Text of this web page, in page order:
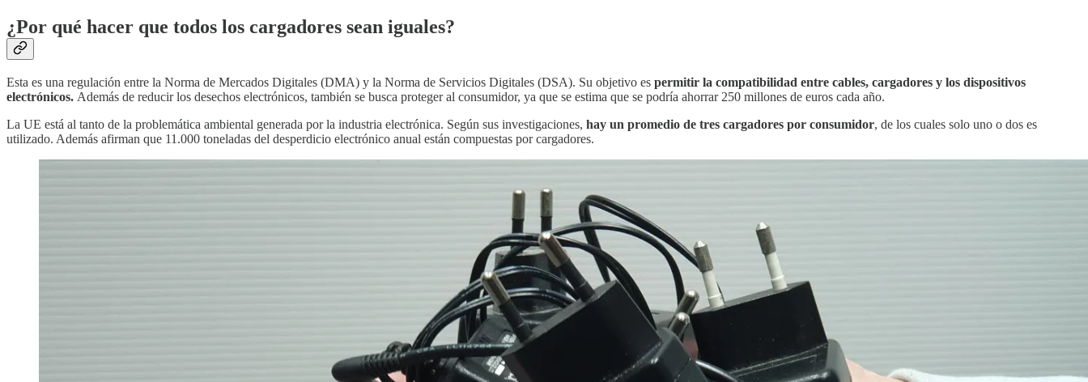
¿Por qué hacer que todos los cargadores sean iguales?
Esta es una regulación entre la Norma de Mercados Digitales (DMA) y la Norma de Servicios Digitales (DSA). Su objetivo es permitir la compatibilidad entre cables, cargadores y los dispositivos
electrónicos. Además de reducir los desechos electrónicos, también se busca proteger al consumidor, ya que se estima que se podría ahorrar 250 millones de euros cada año.
La UE está al tanto de la problemática ambiental generada por la industria electrónica. Según sus investigaciones, hay un promedio de tres cargadores por consumidor, de los cuales solo uno o dos es
utilizado. Además afirman que 11.000 toneladas del desperdicio electrónico anual están compuestas por cargadores.